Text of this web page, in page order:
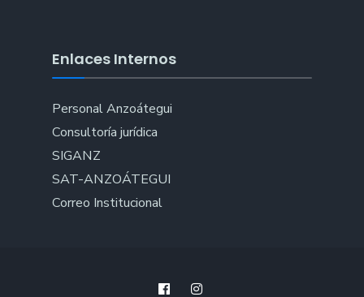
Enlaces Internos
Personal Anzoátegui
Consultoría jurídica
SIGANZ
SAT-ANZOÁTEGUI
Correo Institucional